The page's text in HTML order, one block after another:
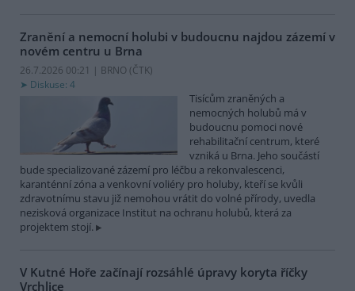
Zranění a nemocní holubi v budoucnu najdou zázemí v
novém centru u Brna
26.7.2026 00:21 | BRNO (ČTK)
Diskuse: 4
Tisícům zraněných a
nemocných holubů má v
budoucnu pomoci nové
rehabilitační centrum, které
vzniká u Brna. Jeho součástí
bude specializované zázemí pro léčbu a rekonvalescenci,
karanténní zóna a venkovní voliéry pro holuby, kteří se kvůli
zdravotnímu stavu již nemohou vrátit do volné přírody, uvedla
nezisková organizace Institut na ochranu holubů, která za
projektem stojí.
V Kutné Hoře začínají rozsáhlé úpravy koryta říčky
Vrchlice